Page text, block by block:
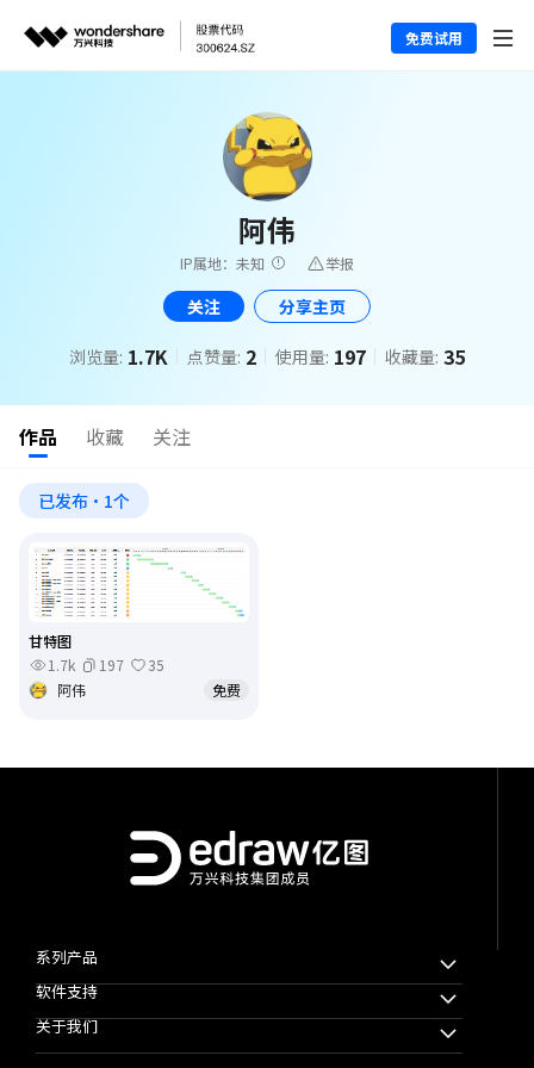
免费试用
阿伟
IP属地：未知 举报
关注 分享主页
浏览量: 1.7K 点赞量: 2 使用量: 197 收藏量: 35
作品 收藏 关注
已发布·1个
甘特图
1.7k
197
35
阿伟
免费
系列产品
万兴脑图MindMaster
万兴图示
软件支持
下载中心
关于我们